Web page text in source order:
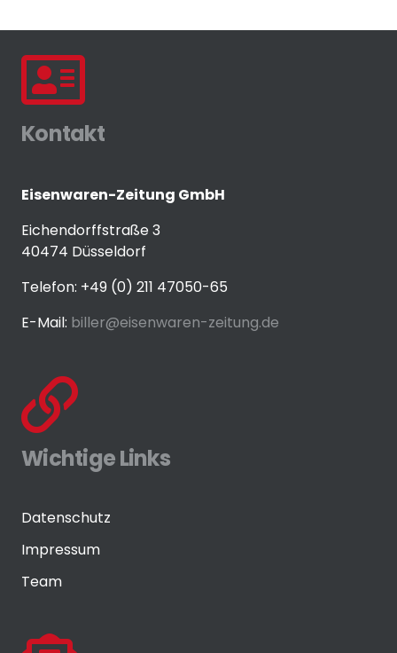
Kontakt
Eisenwaren-Zeitung GmbH
Eichendorffstraße 3
40474 Düsseldorf
Telefon: +49 (0) 211 47050-65
E-Mail: biller@eisenwaren-zeitung.de
Wichtige Links
Datenschutz
Impressum
Team